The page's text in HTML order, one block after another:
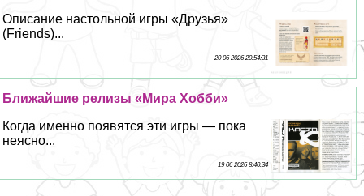
Описание настольной игры «Друзья»
(Friends)...
20 06 2026 20:54:31
Ближайшие релизы «Мира Хобби»
Когда именно появятся эти игры — пока
неясно...
19 06 2026 8:40:34